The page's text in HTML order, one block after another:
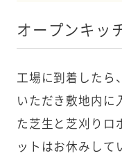
オープンキッ
工場に到着したら
いただき敷地内に
た芝生と芝刈りロ
ットはお休みして